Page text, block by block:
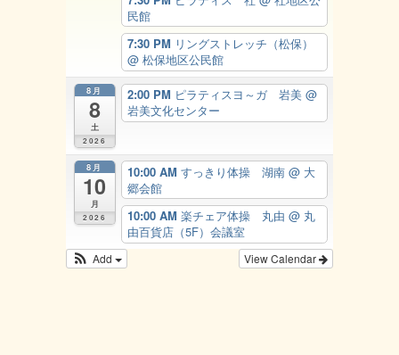
民館
7:30 PM リングストレッチ（松保）
@ 松保地区公民館
8月
8
土
2026
2:00 PM ピラティスヨ～ガ 岩美 @
岩美文化センター
8月
10
月
2026
10:00 AM すっきり体操 湖南 @ 大
郷会館
10:00 AM 楽チェア体操 丸由 @ 丸
由百貨店（5F）会議室
View Calendar
Add